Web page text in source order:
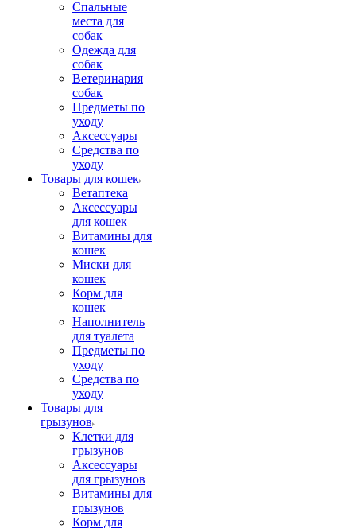
Спальные
места для
собак
Одежда для
собак
Ветеринария
собак
Предметы по
уходу
Аксессуары
Средства по
уходу
Товары для кошек
Ветаптека
Аксессуары
для кошек
Витамины для
кошек
Миски для
кошек
Корм для
кошек
Наполнитель
для туалета
Предметы по
уходу
Средства по
уходу
Товары для
грызунов
Клетки для
грызунов
Аксессуары
для грызунов
Витамины для
грызунов
Корм для